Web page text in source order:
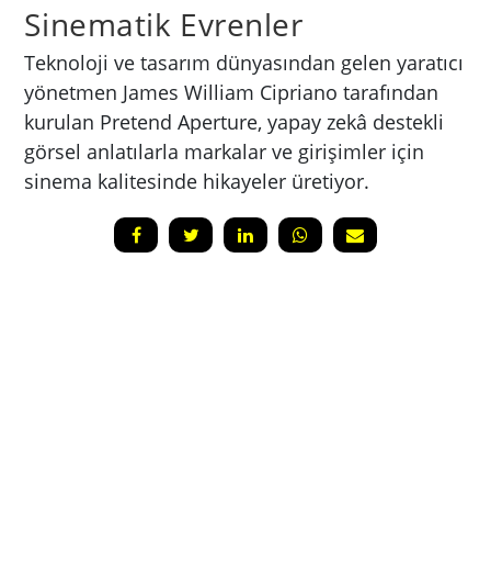
Sinematik Evrenler
Teknoloji ve tasarım dünyasından gelen yaratıcı
yönetmen James William Cipriano tarafından
kurulan Pretend Aperture, yapay zekâ destekli
görsel anlatılarla markalar ve girişimler için
sinema kalitesinde hikayeler üretiyor.